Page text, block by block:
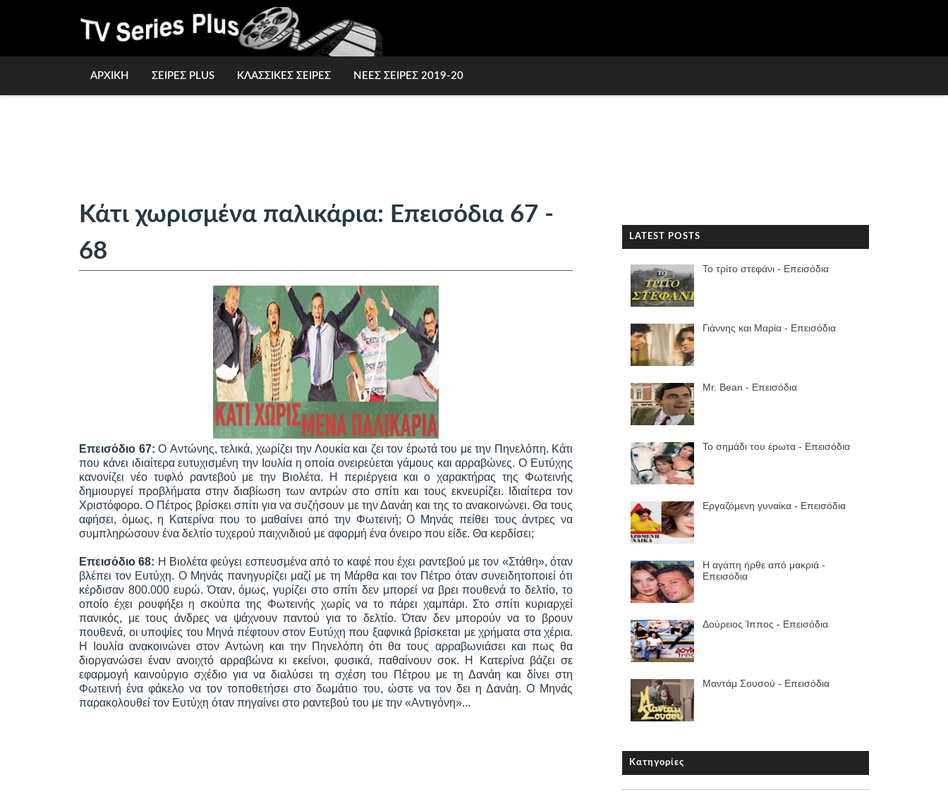
ΑΡΧΙΚΗ ΣΕΙΡΕΣ PLUS ΚΛΑΣΣΙΚΕΣ ΣΕΙΡΕΣ ΝΕΕΣ ΣΕΙΡΕΣ 2019-20
Κάτι χωρισμένα παλικάρια: Επεισόδια 67 -
68
Επεισόδιο 67: O Αντώνης, τελικά, χωρίζει την Λουκία και ζει τον έpωτά του με την Πηνελόπη. Κάτι
που κάνει ιδιαίτερα ευτυχισμένη την Ιουλία η οποία ονειρεύεται γάμους και αρραβώνες. Ο Ευτύχης
κανονίζει νέο τυφλό ραντεβού με την Βιολέτα. Η περιέργεια και ο χαρακτήρας της Φωτεινής
δημιουργεί προβλήματα στην διαβίωση των αντρών στο σπίτι και τους εκνευρίζει. Ιδιαίτερα τον
Χριστόφορο. Ο Πέτρος βρίσκει σπίτι για να συζήσουν με την Δανάη και της το ανακοινώνει. Θα τους
αφήσει, όμως, η Κατερίνα που το μαθαίνει από την Φωτεινή; Ο Μηνάς πείθει τους άντρες να
συμπληρώσουν ένα δελτίο τυχερού παιχνιδιού με αφορμή ένα όνειρο που είδε. Θα κερδίσει;
Επεισόδιο 68: Η Βιολέτα φεύγει εσπευσμένα από το καφέ που έχει ραντεβού με τον «Στάθη», όταν
βλέπει τον Ευτύχη. Ο Μηνάς πανηγυρίζει μαζί με τη Μάρθα και τον Πέτρο όταν συνειδητοποιεί ότι
κέρδισαν 800.000 ευρώ. Όταν, όμως, γυρίζει στο σπίτι δεν μπορεί να βρει πουθενά το δελτίο, το
οποίο έχει ρουφήξει η σκούπα της Φωτεινής χωρίς να το πάρει χαμπάρι. Στο σπίτι κυριαρχεί
πανικός, με τους άνδρες να ψάχνουν παντού για το δελτίο. Όταν δεν μπορούν να το βρουν
πουθενά, οι υποψίες του Μηνά πέφτουν στον Ευτύχη που ξαφνικά βρίσκεται με χρήματα στα χέρια.
Η Ιουλία ανακοινώνει στον Αντώνη και την Πηνελόπη ότι θα τους αρραβωνιάσει και πως θα
διοργανώσει έναν ανοιχτό αρραβώνα κι εκείνοι, φυσικά, παθαίνουν σοκ. Η Κατερίνα βάζει σε
εφαρμογή καινούργιο σχέδιο για να διαλύσει τη σχέση του Πέτρου με τη Δανάη και δίνει στη
Φωτεινή ένα φάκελο να τον τοποθετήσει στο δωμάτιο του, ώστε να τον δει η Δανάη. Ο Μηνάς
παρακολουθεί τον Ευτύχη όταν πηγαίνει στο ραντεβού του με την «Αντιγόνη»...
LATEST POSTS
Το τρίτο στεφάνι - Επεισόδια
Γιάννης και Μαρία - Επεισόδια
Mr. Bean - Επεισόδια
Το σημάδι του έpωτα - Επεισόδια
Εργαζόμενη γυναίκα - Επεισόδια
Η αγάπη ήρθε από μακριά -
Επεισόδια
Δούρειος Ίππος - Επεισόδια
Μαντάμ Σουσού - Επεισόδια
Κατηγορίες